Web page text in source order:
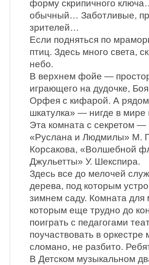
форму скрипичного
обычный… Заботливые,
зрителей…
Если подняться по
птиц. Здесь много света,
небо.
В верхнем фойе —
играющего на дудочке,
Орфея с кифарой. А рядом
шкатулка» — нигде в мире
Эта комната с секретом
«Руслана и Людмилы» М.
Корсакова, «Волшебной
Джульетты» У. Шекспира.
Здесь все до мелочей
дерева, под которым
зимнем саду. Комната
которым еще трудно до
поиграть с педагогами
поучаствовать в
сломано, не разбито.
В Детском музыкальном